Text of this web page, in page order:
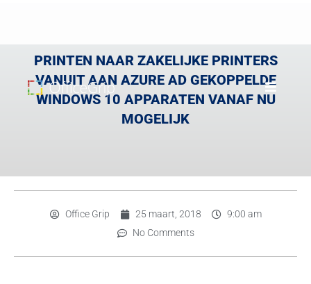
PRINTEN NAAR ZAKELIJKE PRINTERS
VANUIT AAN AZURE AD GEKOPPELDE
WINDOWS 10 APPARATEN VANAF NU
MOGELIJK
Office Grip 25 maart, 2018
9:00 am
No Comments